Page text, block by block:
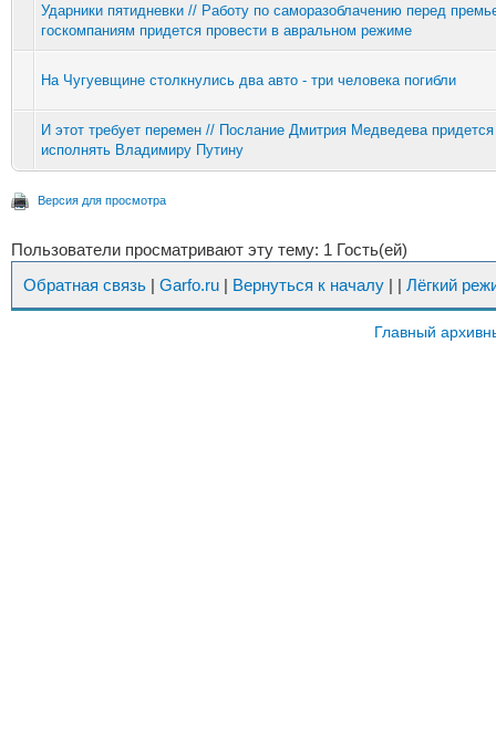
Ударники пятидневки // Работу по саморазоблачению перед
госкомпаниям придется провести в авральном режиме
На Чугуевщине столкнулись два авто - три человека погибли
И этот требует перемен // Послание Дмитрия Медведева придется
исполнять Владимиру Путину
Версия для просмотра
Пользователи просматривают эту тему: 1 Гость(ей)
Обратная связь | Garfo.ru | Вернуться к началу | | Лёгкий
Главный